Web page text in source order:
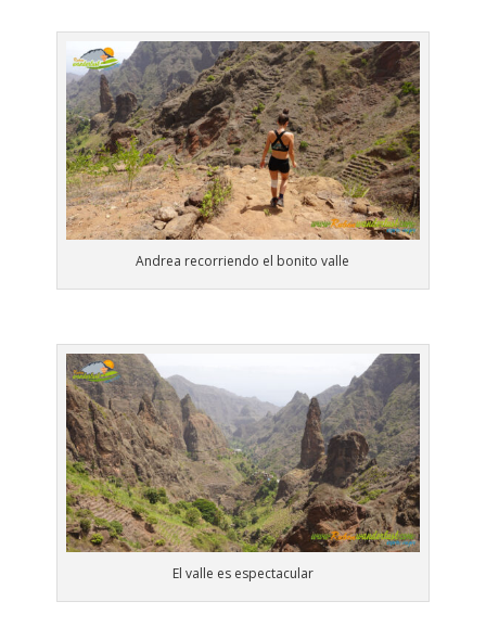
Andrea recorriendo el bonito valle
El valle es espectacular